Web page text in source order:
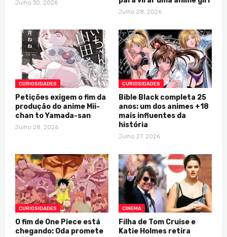
Julho 30, 2026
Julho 28, 2026
CURIOSIDADES
Petições exigem o fim da
produção do anime Mii-
chan to Yamada-san
Julho 28, 2026
CURIOSIDADES
Bible Black completa 25
anos: um dos animes +18
mais influentes da
história
Julho 27, 2026
CURIOSIDADES
O fim de One Piece está
chegando: Oda promete
CINEMA
Filha de Tom Cruise e
Katie Holmes retira